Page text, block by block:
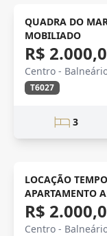
quadra mar
QUADRA DO
MOBILIADO
R$
Centro -
T6027
3
TEMPORADA
LOCAÇÃO
APARTAMENTO
R$
Centro -